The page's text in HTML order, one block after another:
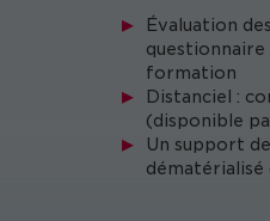
Évaluation
questionnaire
formation
Distanciel :
(disponible
Un support
dématérialisé